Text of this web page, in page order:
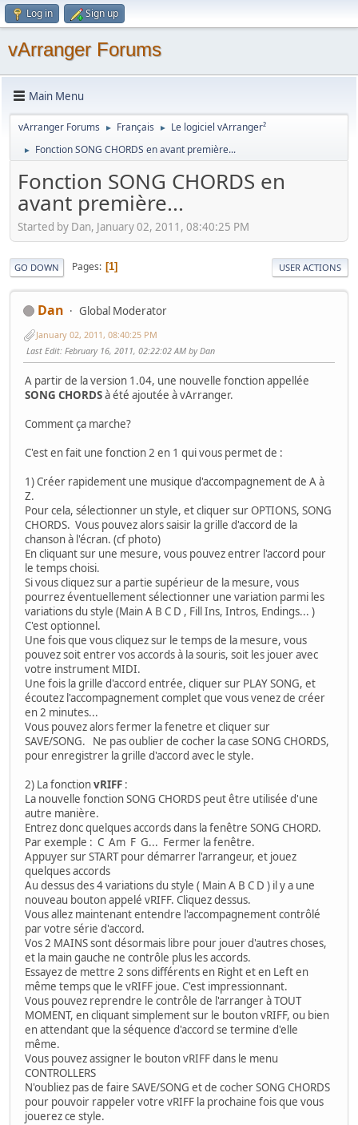
Log in Sign up
vArranger Forums
Main Menu
vArranger Forums ► Français ► Le logiciel vArranger²
► Fonction SONG CHORDS en avant première...
Fonction SONG CHORDS en
avant première...
Started by Dan, January 02, 2011, 08:40:25 PM
GO DOWN Pages 1 USER ACTIONS
Dan Global Moderator
January 02, 2011, 08:40:25 PM
Last Edit: February 16, 2011, 02:22:02 AM by Dan
A partir de la version 1.04, une nouvelle fonction appellée
SONG CHORDSà été ajoutée à vArranger.
Comment ça marche?
C'est en fait une fonction 2 en 1 qui vous permet de :
1) Créer rapidement une musique d'accompagnement de A à
Z.
Pour cela, sélectionner un style, et cliquer sur OPTIONS, SONG
CHORDS. Vous pouvez alors saisir la grille d'accord de la
chanson à l'écran. (cf photo)
En cliquant sur une mesure, vous pouvez entrer l'accord pour
le temps choisi.
Si vous cliquez sur a partie supérieur de la mesure, vous
pourrez éventuellement sélectionner une variation parmi les
variations du style (Main A B C D , Fill Ins, Intros, Endings... )
C'est optionnel.
Une fois que vous cliquez sur le temps de la mesure, vous
pouvez soit entrer vos accords à la souris, soit les jouer avec
votre instrument MIDI.
Une fois la grille d'accord entrée, cliquer sur PLAY SONG, et
écoutez l'accompagnement complet que vous venez de créer
en 2 minutes...
Vous pouvez alors fermer la fenetre et cliquer sur
SAVE/SONG. Ne pas oublier de cocher la case SONG CHORDS,
pour enregistrer la grille d'accord avec le style.
2) La fonctionvRIFF :
La nouvelle fonction SONG CHORDS peut être utilisée d'une
autre manière.
Entrez donc quelques accords dans la fenêtre SONG CHORD.
Par exemple : C Am F G... Fermer la fenêtre.
Appuyer sur START pour démarrer l'arrangeur, et jouez
quelques accords
Au dessus des 4 variations du style ( Main A B C D ) il y a une
nouveau bouton appelé vRIFF. Cliquez dessus.
Vous allez maintenant entendre l'accompagnement contrôlé
par votre série d'accord.
Vos 2 MAINS sont désormais libre pour jouer d'autres choses,
et la main gauche ne contrôle plus les accords.
Essayez de mettre 2 sons différents en Right et en Left en
même temps que le vRIFF joue. C'est impressionnant.
Vous pouvez reprendre le contrôle de l'arranger à TOUT
MOMENT, en cliquant simplement sur le bouton vRIFF, ou bien
en attendant que la séquence d'accord se termine d'elle
même.
Vous pouvez assigner le bouton vRIFF dans le menu
CONTROLLERS
N'oubliez pas de faire SAVE/SONG et de cocher SONG CHORDS
pour pouvoir rappeler votre vRIFF la prochaine fois que vous
jouerez ce style.